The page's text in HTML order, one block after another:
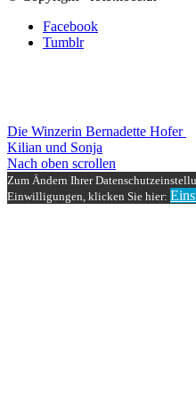
Facebook
Tumblr
Die Winzerin Bernadette Hofer
Kilian und Sonja
Nach oben scrollen
Zum Ändern Ihrer
Einwilligungen, klicken Sie hier: